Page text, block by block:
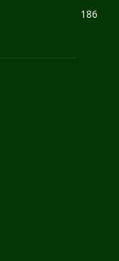
186